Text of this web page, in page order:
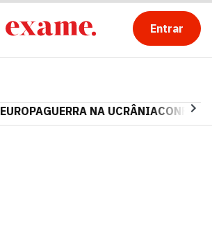
Entrar
EUROPAGUERRA NA UCRÂNIA